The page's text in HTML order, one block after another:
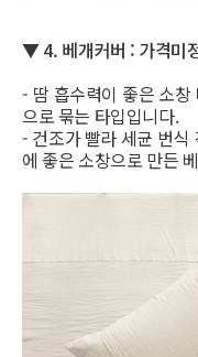
▼4. 베개커버 : 가격미
- 땀 흡수력이 좋은 소
으로 묶는 타입입니다.
- 건조가 빨라 세균 번식
에 좋은 소창으로 만든